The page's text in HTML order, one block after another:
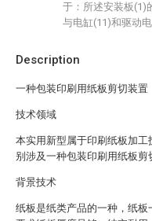
Description
一种包装印刷用纸板剪切装置
技术领域
本实用新型属于印刷纸板加
别涉及一种包装印刷用纸板剪
背景技术
纸板是纸类产品的一种，纸
于：所述安装板(1)
与电缸(11)和驱动